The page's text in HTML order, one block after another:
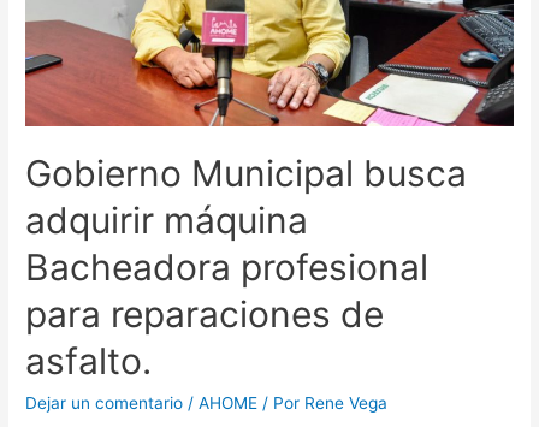
Gobierno Municipal busca
adquirir máquina
Bacheadora profesional
para reparaciones de
asfalto.
Dejar un comentario /AHOME / Por Rene Vega